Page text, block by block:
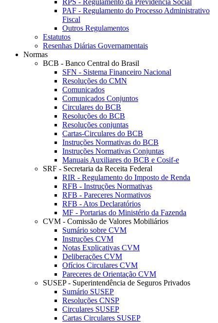
PAF - Regulamento do Processo Administrativo
Fiscal
Outros Regulamentos
Estatutos
Resenhas Diárias Governamentais
Normas
BCB - Banco Central do Brasil
SFN - Sistema Financeiro Nacional
Resoluções do CMN
Comunicados
Comunicados Conjuntos
Circulares do BCB
Resoluções do BCB
Resoluções conjuntas
Cartas-Circulares do BCB
Instruções Normativas do BCB
Instruções Normativas Conjuntas
Manuais Auxiliares do BCB e Cosif-e
SRF - Secretaria da Receita Federal
RIR - Regulamento do Imposto de Renda
RFB - Instruções Normativas
RFB - Pareceres Normativos
RFB - Atos Declaratórios
MF - Portarias do Ministério da Fazenda
CVM - Comissão de Valores Mobiliários
Sumário sobre CVM
Instruções CVM
Notas Explicativas CVM
Deliberações CVM
Ofícios Circulares CVM
Pareceres de Orientação CVM
SUSEP - Superintendência de Seguros Privados
Sumário SUSEP
Resoluções CNSP
Circulares SUSEP
Cartas Circulares SUSEP